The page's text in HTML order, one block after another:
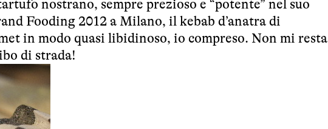
nostrano, sempre prezioso e “potente” nel suo
Fooding 2012 a Milano, il kebab d’anatra di
in modo quasi libidinoso, io compreso. Non mi resta
di strada!